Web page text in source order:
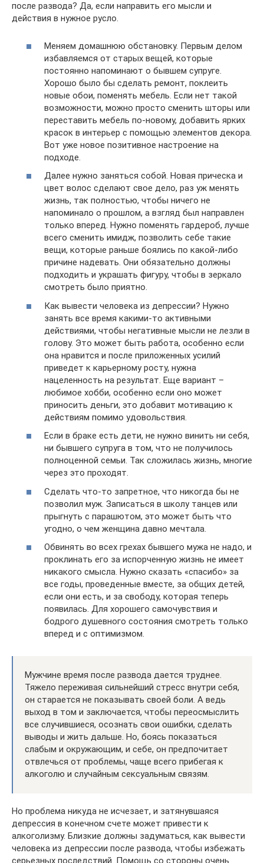
после развода? Да, если направить его мысли и
действия в нужное русло.
Меняем домашнюю обстановку. Первым делом
избавляемся от старых вещей, которые
постоянно напоминают о бывшем супруге.
Хорошо было бы сделать ремонт, поклеить
новые обои, поменять мебель. Если нет такой
возможности, можно просто сменить шторы или
переставить мебель по-новому, добавить ярких
красок в интерьер с помощью элементов декора.
Вот уже новое позитивное настроение на
подходе.
Далее нужно заняться собой. Новая прическа и
цвет волос сделают свое дело, раз уж менять
жизнь, так полностью, чтобы ничего не
напоминало о прошлом, а взгляд был направлен
только вперед. Нужно поменять гардероб, лучше
всего сменить имидж, позволить себе такие
вещи, которые раньше боялись по какой-либо
причине надевать. Они обязательно должны
подходить и украшать фигуру, чтобы в зеркало
смотреть было приятно.
Как вывести человека из депрессии? Нужно
занять все время какими-то активными
действиями, чтобы негативные мысли не лезли в
голову. Это может быть работа, особенно если
она нравится и после приложенных усилий
приведет к карьерному росту, нужна
нацеленность на результат. Еще вариант –
любимое хобби, особенно если оно может
приносить деньги, это добавит мотивацию к
действиям помимо удовольствия.
Если в браке есть дети, не нужно винить ни себя,
ни бывшего супруга в том, что не получилось
полноценной семьи. Так сложилась жизнь, многие
через это проходят.
Сделать что-то запретное, что никогда бы не
позволил муж. Записаться в школу танцев или
прыгнуть с парашютом, это может быть что
угодно, о чем женщина давно мечтала.
Обвинять во всех грехах бывшего мужа не надо, и
проклинать его за испорченную жизнь не имеет
никакого смысла. Нужно сказать «спасибо» за
все годы, проведенные вместе, за общих детей,
если они есть, и за свободу, которая теперь
появилась. Для хорошего самочувствия и
бодрого душевного состояния смотреть только
вперед и с оптимизмом.
Мужчине время после развода дается труднее.
Тяжело переживая сильнейший стресс внутри себя,
он старается не показывать своей боли. А ведь
выход в том и заключается, чтобы переосмыслить
все случившиеся, осознать свои ошибки, сделать
выводы и жить дальше. Но, боясь показаться
слабым и окружающим, и себе, он предпочитает
отвлечься от проблемы, чаще всего прибегая к
алкоголю и случайным сексуальным связям.
Но проблема никуда не исчезает, и затянувшаяся
депрессия в конечном счете может привести к
алкоголизму. Близкие должны задуматься, как вывести
человека из депрессии после развода, чтобы избежать
серьезных последствий. Помощь со стороны очень